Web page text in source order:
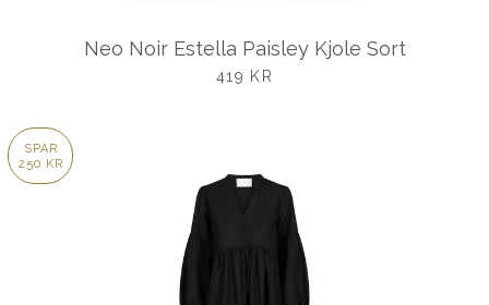
Neo Noir Estella Paisley Kjole Sort
UDSALGSPRIS
419 KR
SPAR
250 KR